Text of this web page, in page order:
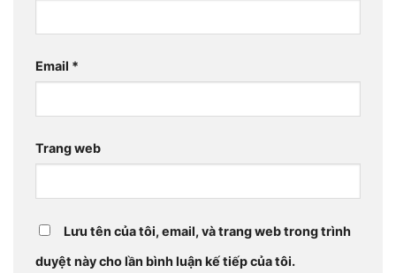
Email *
Trang web
Lưu tên của tôi, email, và trang web trong trình
duyệt này cho lần bình luận kế tiếp của tôi.